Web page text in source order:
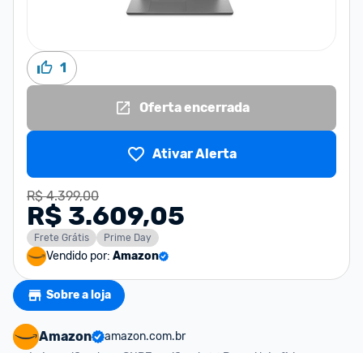
1
Oferta encerrada
Ativar Alerta
R$ 4.399,00
R$ 3.609,05
Frete Grátis Prime Day
Vendido por: Amazon
Sobre a loja
Amazon
amazon.com.br